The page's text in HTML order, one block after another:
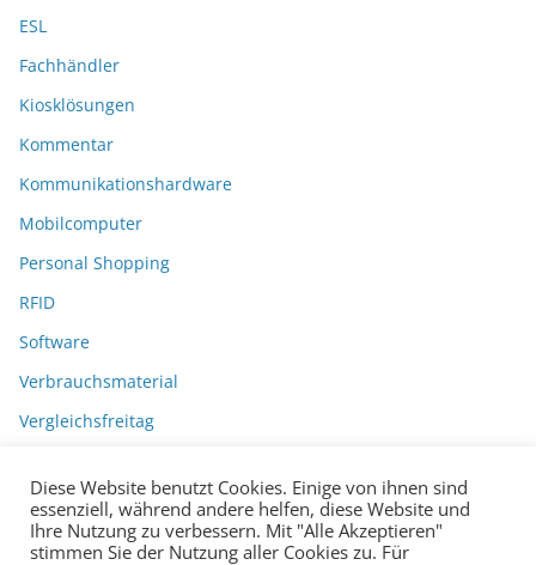
ESL
Fachhändler
Kiosklösungen
Kommentar
Kommunikationshardware
Mobilcomputer
Personal Shopping
RFID
Software
Verbrauchsmaterial
Vergleichsfreitag
Diese Website benutzt Cookies. Einige von ihnen sind
essenziell, während andere helfen, diese Website und
Ihre Nutzung zu verbessern. Mit "Alle Akzeptieren"
stimmen Sie der Nutzung aller Cookies zu. Für